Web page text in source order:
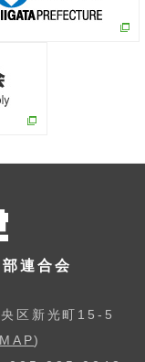
連合会
区新光町15-5
MAP)